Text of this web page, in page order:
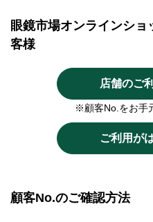
眼鏡市場オンラインシ
客様
店舗のご
※顧客No.をお手
ご利用が
顧客No.のご確認方法